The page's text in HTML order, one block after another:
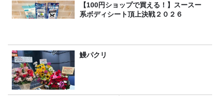
【100円ショップで買える！】スースー
系ボディシート頂上決戦２０２６
鰻パクリ